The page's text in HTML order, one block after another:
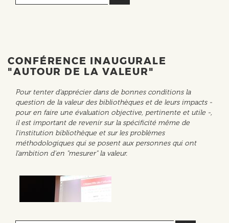
CONFÉRENCE INAUGURALE
"AUTOUR DE LA VALEUR"
Pour tenter d'apprécier dans de bonnes conditions la
question de la valeur des bibliothèques et de leurs impacts -
pour en faire une évaluation objective, pertinente et utile -,
il est important de revenir sur la spécificité même de
l'institution bibliothèque et sur les problèmes
méthodologiques qui se posent aux personnes qui ont
l'ambition d'en "mesurer" la valeur.